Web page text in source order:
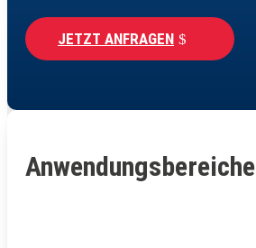
JETZT ANFRAGEN
Anwendungsbereiche